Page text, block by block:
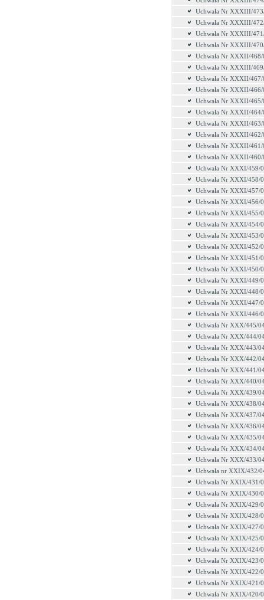
Uchwała Nr XXXIII/
Uchwała Nr XXXIII/
Uchwała Nr XXXIII/
Uchwała Nr XXXIII/
Uchwała Nr XXXII/468/
Uchwała Nr XXXIII/
Uchwała Nr XXXII/467/
Uchwała Nr XXXII/466/
Uchwała Nr XXXII/465/
Uchwała Nr XXXII/464/
Uchwała Nr XXXII/463/
Uchwała Nr XXXII/462/
Uchwała Nr XXXII/461/
Uchwała Nr XXXII/460/
Uchwała Nr XXXI/459/
Uchwała Nr XXXI/458/
Uchwała Nr XXXI/457/
Uchwała Nr XXXI/456/
Uchwała Nr XXXI/455/
Uchwała Nr XXXI/454/
Uchwała Nr XXXI/453/
Uchwała Nr XXXI/452/
Uchwała Nr XXXI/451/
Uchwała Nr XXXI/450/
Uchwała Nr XXXI/449/
Uchwała Nr XXXI/448/
Uchwała Nr XXXI/447/
Uchwała Nr XXXI/446/
Uchwała Nr XXX/445/
Uchwała Nr XXX/444/
Uchwała Nr XXX/443/
Uchwała Nr XXX/442/
Uchwała Nr XXX/441/
Uchwała Nr XXX/440/
Uchwała Nr XXX/439/
Uchwała Nr XXX/438/
Uchwała Nr XXX/437/
Uchwała Nr XXX/436/
Uchwała Nr XXX/435/
Uchwała Nr XXX/434/
Uchwała Nr XXX/433/
Uchwała nr XXIX/432/
Uchwała Nr XXIX/431/
Uchwała Nr XXIX/430/
Uchwała Nr XXIX/429/
Uchwała Nr XXIX/428/
Uchwała Nr XXIX/427/
Uchwała Nr XXIX/425/
Uchwała Nr XXIX/424/
Uchwała Nr XXIX/423/
Uchwała Nr XXIX/422/
Uchwała Nr XXIX/421/
Uchwała Nr XXIX/420/